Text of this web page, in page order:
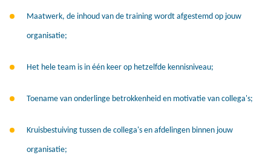
Maatwerk, de inhoud van de training wordt afgestemd op jouw
organisatie;
Het hele team is in één keer op hetzelfde kennisniveau;
Toename van onderlinge betrokkenheid en motivatie van collega's;
Kruisbestuiving tussen de collega's en afdelingen binnen jouw
organisatie;